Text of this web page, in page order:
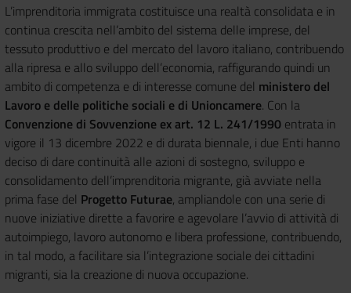
L’imprenditoria immigrata costituisce una realtà consolidata e in
continua crescita nell’ambito del sistema delle imprese, del
tessuto produttivo e del mercato del lavoro italiano, contribuendo
alla ripresa e allo sviluppo dell’economia, raffigurando quindi un
ambito di competenza e di interesse comune del ministero del
Lavoro e delle politiche sociali e di Unioncamere. Con la
Convenzione di Sovvenzione ex art. 12 L. 241/1990 entrata in
vigore il 13 dicembre 2022 e di durata biennale, i due Enti hanno
deciso di dare continuità alle azioni di sostegno, sviluppo e
consolidamento dell’imprenditoria migrante, già avviate nella
prima fase del Progetto Futurae, ampliandole con una serie di
nuove iniziative dirette a favorire e agevolare l’avvio di attività di
autoimpiego, lavoro autonomo e libera professione, contribuendo,
in tal modo, a facilitare sia l’integrazione sociale dei cittadini
migranti, sia la creazione di nuova occupazione.